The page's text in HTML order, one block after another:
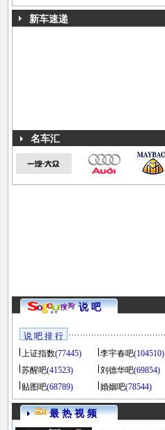
新车速递
名车汇
说 吧
说 吧 排 行
上证指数(77445) 李宇春吧(104510)
苏醒吧(41523) 刘德华吧(69854)
贴图吧(68789) 婚姻吧(78544)
最 热 视 频